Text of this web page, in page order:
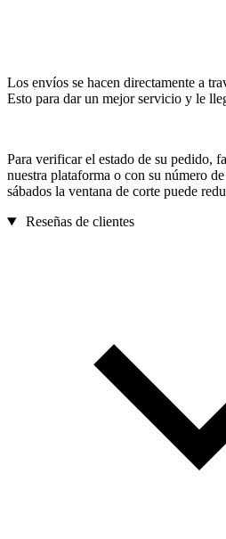
Los envíos se hacen directamente a
Esto para dar un mejor servicio y le
Para verificar el estado de su pedido,
nuestra plataforma o con su número
sábados la ventana de corte puede
Reseñas de clientes